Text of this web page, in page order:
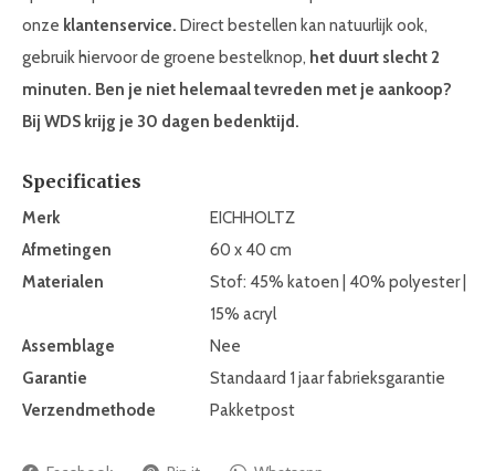
onze klantenservice. Direct bestellen kan natuurlijk ook,
gebruik hiervoor de groene bestelknop, het duurt slecht 2
minuten. Ben je niet helemaal tevreden met je aankoop?
Bij WDS krijg je 30 dagen bedenktijd.
Specificaties
Merk
EICHHOLTZ
Afmetingen
60 x 40 cm
Materialen
Stof: 45% katoen | 40% polyester |
15% acryl
Assemblage
Nee
Garantie
Standaard 1 jaar fabrieksgarantie
Verzendmethode
Pakketpost